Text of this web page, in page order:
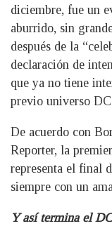
diciembre, fue un
aburrido, sin
después de la
declaración de
que ya no tiene
previo universo
De acuerdo con
Reporter, la
representa el final
siempre con un
Y así termina el